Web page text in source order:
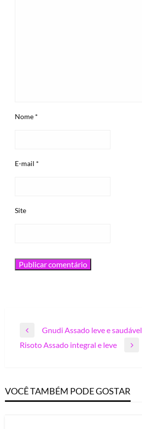
Nome *
E-mail *
Site
Navegação
de
Previous
Post
Gnudi Assado leve e saudável
Next
Risoto Assado integral e leve
VOCÊ TAMBÉM PODE GOSTAR